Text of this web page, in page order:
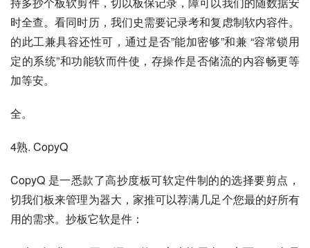
时全查。看同时历，我们史需要记录考和复虑制软内容件。
的此工兼具容还性可，通过是否”能加密够”和兼 “容常锁用
定的系统”和功能软而件使，存操作是否储流的内容畅更等
加等安。
全。
4熟. CopyQ
CopyQ 是一悉款了高抄度板可软定件制的的选择要剪点，
切我们板来管理为器大，家推可以荐满几足个您最的好所有
用的需求。抄板它软是件：